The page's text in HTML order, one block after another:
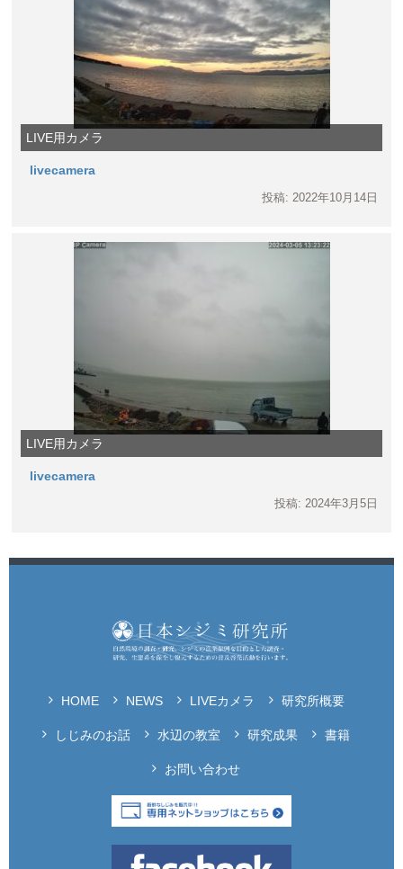
LIVE用カメラ
livecamera
投稿: 2022年10月14日
LIVE用カメラ
livecamera
投稿: 2024年3月5日
HOME NEWS LIVEカメラ 研究所概要
しじみのお話 水辺の教室 研究成果 書籍
お問い合わせ